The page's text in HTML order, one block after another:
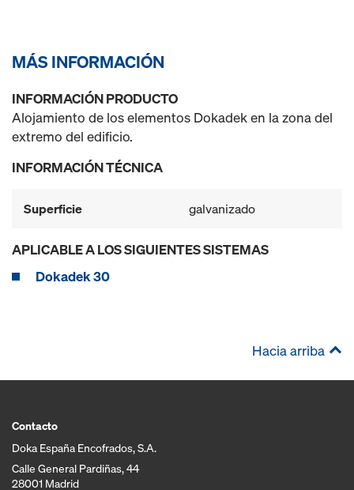
MÁS INFORMACIÓN
INFORMACIÓN PRODUCTO
Alojamiento de los elementos Dokadek en la zona del
extremo del edificio.
INFORMACIÓN TÉCNICA
Superficie galvanizado
APLICABLE A LOS SIGUIENTES SISTEMAS
Dokadek 30
Hacia arriba
Contacto
Doka España Encofrados, S.A.
Calle General Pardiñas, 44
28001 Madrid